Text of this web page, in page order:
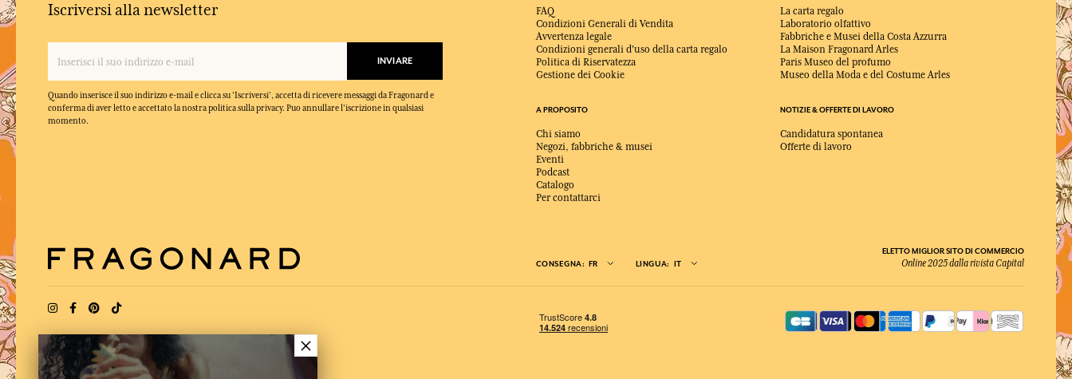
Iscriversi alla newsletter
INVIARE
Quando inserisce il suo indirizzo e-mail e clicca su 'Iscriversi', accetta di ricevere messaggi da Fragonard e
conferma di aver letto e accettato la nostra politica sulla privacy. Puo annullare l'iscrizione in qualsiasi
momento.
FAQ
Condizioni Generali di Vendita
Avvertenza legale
Condizioni generali d'uso della carta regalo
Politica di Riservatezza
Gestione dei Cookie
La carta regalo
Laboratorio olfattivo
Fabbriche e Musei della Costa Azzurra
La Maison Fragonard Arles
Paris Museo del profumo
Museo della Moda e del Costume Arles
A PROPOSITO
Chi siamo
Negozi, fabbriche & musei
Eventi
Podcast
Catalogo
Per contattarci
NOTIZIE & OFFERTE DI LAVORO
Candidatura spontanea
Offerte di lavoro
CONSEGNA: FR LINGUA: IT
ELETTO MIGLIOR SITO DI COMMERCIO
Online 2025 dalla rivista Capital
×